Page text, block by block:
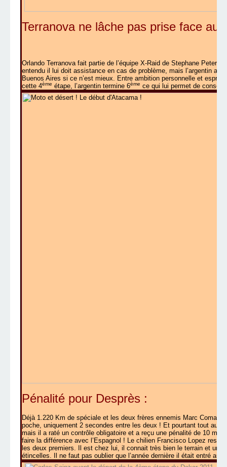
Terranova ne lâche pas prise face
Orlando Terranova fait partie de l’équipe X-Raid de Stephane
entendu il lui doit assistance en cas de problème, mais l’argentin a
Buenos Aires si ce n’est mieux. Entre ambition personnelle et esprit
cette 4ème étape, l’argentin termine 6ème ce qui lui permet de
Pénalité pour Desprès :
Déjà 1.220 Km de spéciale et les deux frères ennemis Marc Coma
poche, uniquement 2 secondes entre les deux ! Et pourtant tout
mais il a raté un contrôle obligatoire et a reçu une pénalité de 10
faire la différence avec l’Espagnol ! Le chilien Francisco Lopez
les deux premiers. Il est chez lui, il connait très bien le terrain et un
étincelles. Il ne faut pas oublier que l’année dernière il était entré au